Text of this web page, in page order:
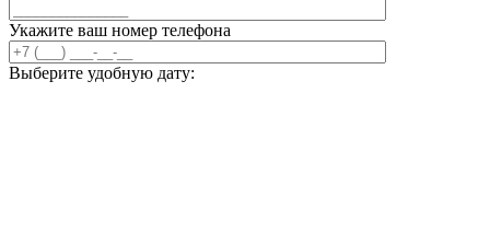
Укажите ваш номер телефона
Выберите удобную дату: